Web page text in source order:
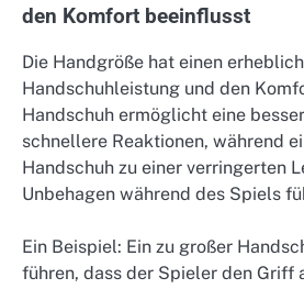
den Komfort beeinflusst
Die Handgröße hat einen
Handschuhleistung und den
Handschuh ermöglicht eine
schnellere Reaktionen, während
Handschuh zu einer verringerten
Unbehagen während des Spiels
Ein Beispiel: Ein zu großer
führen, dass der Spieler den Griff